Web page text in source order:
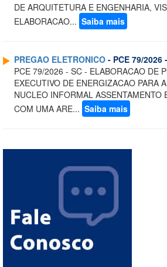
DE ARQUITETURA E ENGENHARIA,
ELABORACAO... Saiba mais
PREGAO ELETRONICO - PCE 79/2026
PCE 79/2026 - SC - ELABORACAO DE
EXECUTIVO DE ENERGIZACAO PARA
NUCLEO INFORMAL ASSENTAMENTO
COM UMA ARE... Saiba mais